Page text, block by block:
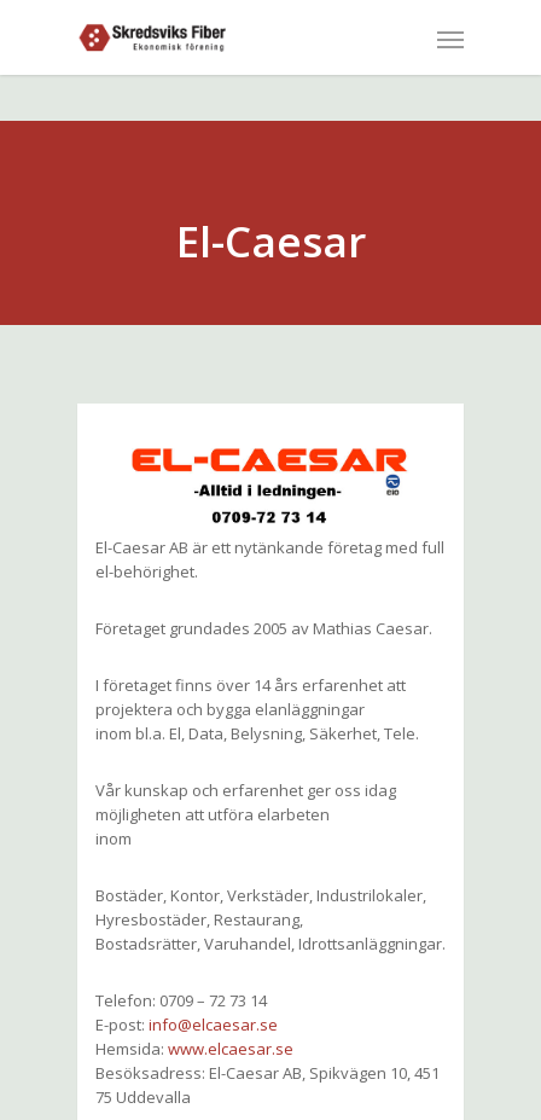
El-Caesar
El-Caesar AB är ett nytänkande företag med full
el-behörighet.
Företaget grundades 2005 av Mathias Caesar.
I företaget finns över 14 års erfarenhet att
projektera och bygga elanläggningar
inom bl.a. El, Data, Belysning, Säkerhet, Tele.
Vår kunskap och erfarenhet ger oss idag
möjligheten att utföra elarbeten
inom
Bostäder, Kontor, Verkstäder, Industrilokaler,
Hyresbostäder, Restaurang,
Bostadsrätter, Varuhandel, Idrottsanläggningar.
Telefon: 0709 – 72 73 14
E-post: info@elcaesar.se
Hemsida: www.elcaesar.se
Besöksadress: El-Caesar AB, Spikvägen 10, 451
75 Uddevalla